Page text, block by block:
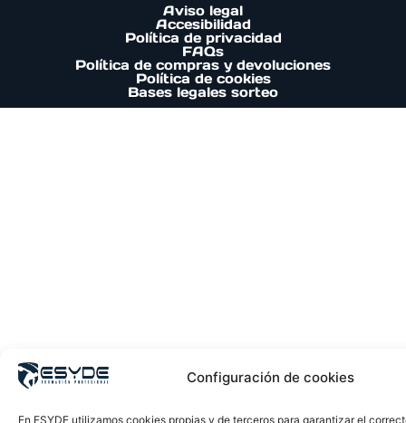
Configuración de cookies
En ESYDE utilizamos cookies propias y de terceros para garantizar el
Aviso legal
Accesibilidad
Política de privacidad
FAQs
Política de compras y devoluciones
Política de cookies
Bases legales sorteo